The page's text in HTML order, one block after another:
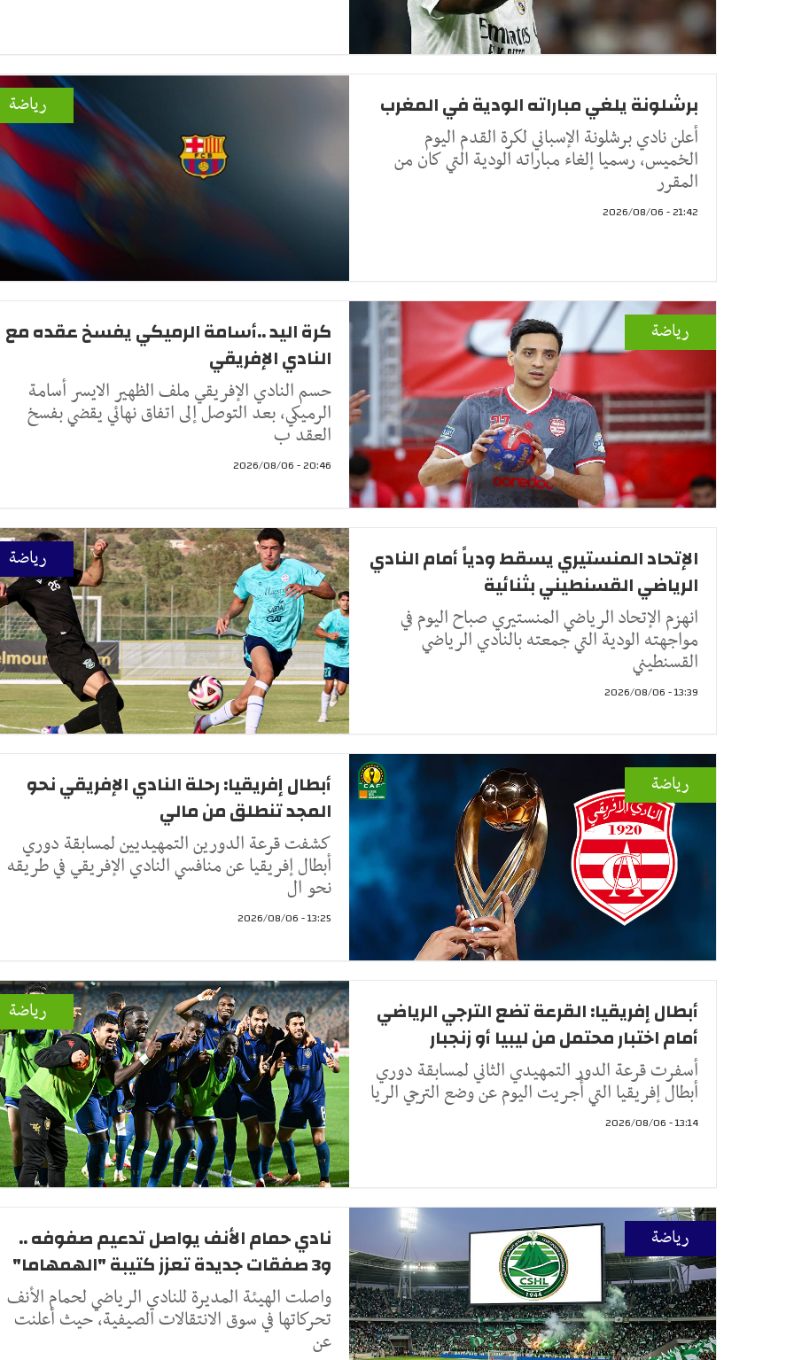
رياضة برشلونة يلغي مباراته الودية في المغرب
أعلن نادي برشلونة الإسباني لكرة القدم اليوم
الخميس، رسميا إلغاء مباراته الودية التي كان من
المقرر
21:42 - 2026/08/06
رياضة
كرة اليد ..أسامة الرميكي يفسخ عقده مع
النادي الإفريقي
حسم النادي الإفريقي ملف الظهير الايسر أسامة
الرميكي، بعد التوصل إلى اتفاق نهائي يقضي بفسخ
العقد ب
20:46 - 2026/08/06
رياضة
الإتحاد المنستيري يسقط ودياً أمام النادي
الرياضي القسنطيني بثنائية
انهزم الإتحاد الرياضي المنستيري صباح اليوم في
مواجهته الودية التي جمعته بالنادي الرياضي
القسنطيني
13:39 - 2026/08/06
رياضة
أبطال إفريقيا: رحلة النادي الإفريقي نحو
المجد تنطلق من مالي
كشفت قرعة الدورين التمهيديين لمسابقة دوري
أبطال إفريقيا عن منافسي النادي الإفريقي في طريقه
نحو ال
13:25 - 2026/08/06
رياضة
أبطال إفريقيا: القرعة تضع الترجي الرياضي
أمام اختبار محتمل من ليبيا أو زنجبار
أسفرت قرعة الدور التمهيدي الثاني لمسابقة دوري
أبطال إفريقيا التي أُجريت اليوم عن وضع الترجي الريا
13:14 - 2026/08/06
رياضة
نادي حمام الأنف يواصل تدعيم صفوفه ..
و3 صفقات جديدة تعزز كتيبة "الهمهاما"
واصلت الهيئة المديرة للنادي الرياضي لحمام الأنف
تحركاتها في سوق الانتقالات الصيفية، حيث أعلنت
عن